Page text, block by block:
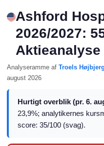
Ashford
2026/2027:
Aktieanalyse
Analyseramme af Troels Højbjerg
august 2026
Hurtigt overblik (pr. 6.
23,9%; analytikernes
score: 35/100 (svag).